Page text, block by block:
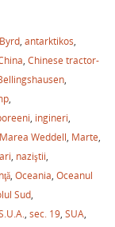
ar,antarktikos,
,Chinese tractor-
,
,
, ingineri,
Marea Weddell, Marte,
, naziştii,
, Oceania, Oceanul
Sud,
, sec. 19, SUA,